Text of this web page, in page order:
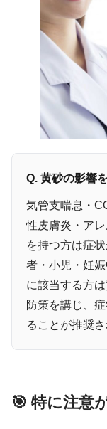
Q. 黄砂の影響
気管支喘息・
性皮膚炎・ア
を持つ方は症
者・小児・妊
に該当する方
防策を講じ、
ることが推奨さ
🎯 特に注意